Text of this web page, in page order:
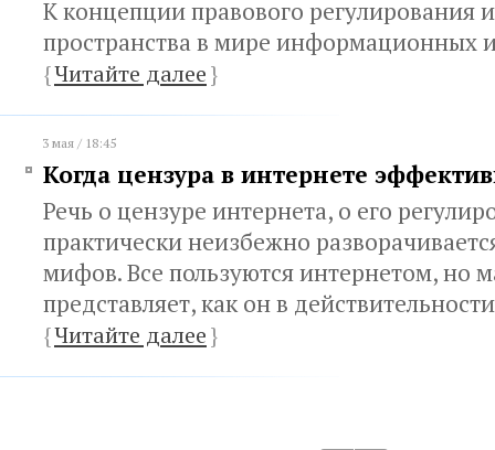
К концепции правового регулирования
пространства в мире информационных
{Читайте далее}
3 мая / 18:45
Когда цензура в интернете
Речь о цензуре интернета, о его
практически неизбежно
мифов. Все пользуются интернетом, но
представляет, как он в
{Читайте далее}